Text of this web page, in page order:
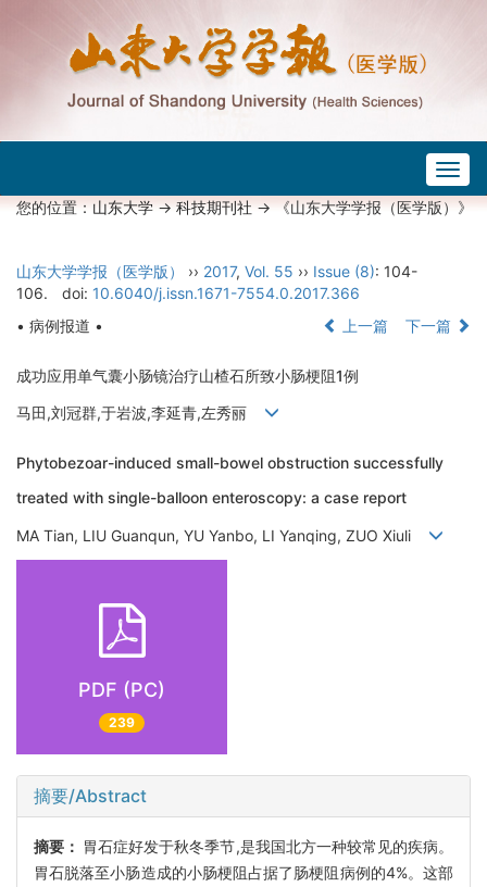
您的位置：山东大学->科技期刊社-> 《山东大学学报（医学版）》
山东大学学报（医学版） ›› 2017, Vol. 55 ›› Issue (8): 104-
106.
doi: 10.6040/j.issn.1671-7554.0.2017.366
• 病例报道 •
上一篇 下一篇
成功应用单气囊小肠镜治疗山楂石所致小肠梗阻1例
马田,刘冠群,于岩波,李延青,左秀丽
Phytobezoar-induced small-bowel obstruction successfully
treated with single-balloon enteroscopy: a case report
MA Tian, LIU Guanqun, YU Yanbo, LI Yanqing, ZUO Xiuli
PDF (PC)
239
摘要/Abstract
摘要： 胃石症好发于秋冬季节,是我国北方一种较常见的疾病。
胃石脱落至小肠造成的小肠梗阻占据了肠梗阻病例的4%。这部